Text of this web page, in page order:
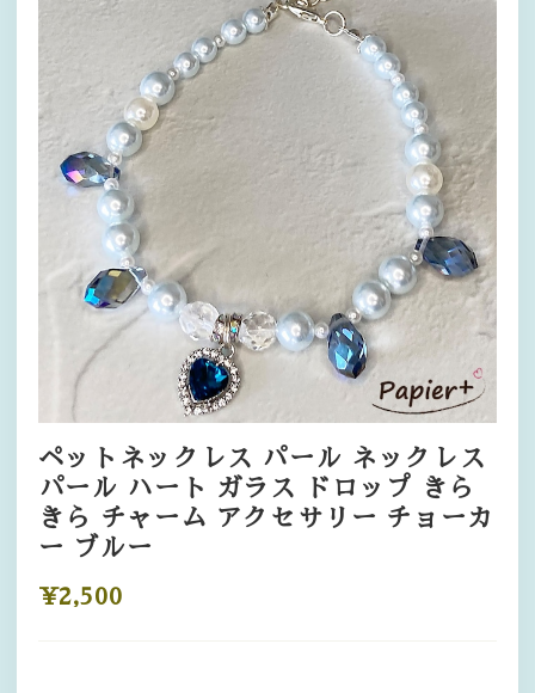
ペットネックレス パール ネックレス
パール ハート ガラス ドロップ きら
きら チャーム アクセサリー チョーカ
ー ブルー
¥2,500